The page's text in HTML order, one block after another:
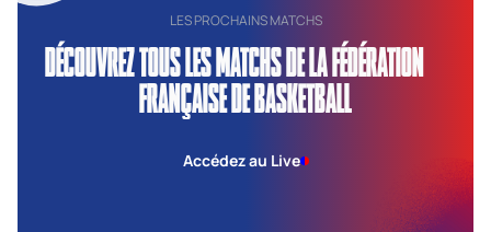
LES PROCHAINS MATCHS
DÉCOUVREZ TOUS LES MATCHS DE LA FÉDÉRATION
FRANÇAISE DE BASKETBALL
Accédez au Live